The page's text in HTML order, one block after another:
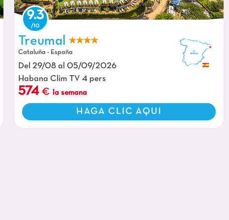
Piscina, playa en el camping CAPFUN Treumal en Platja d'Aro (17).
9.3
Treumal
Cataluña - España
Del 29/08 al 05/09/2026
Habana Clim TV 4 pers
574 la semana
HAGA CLIC AQUI